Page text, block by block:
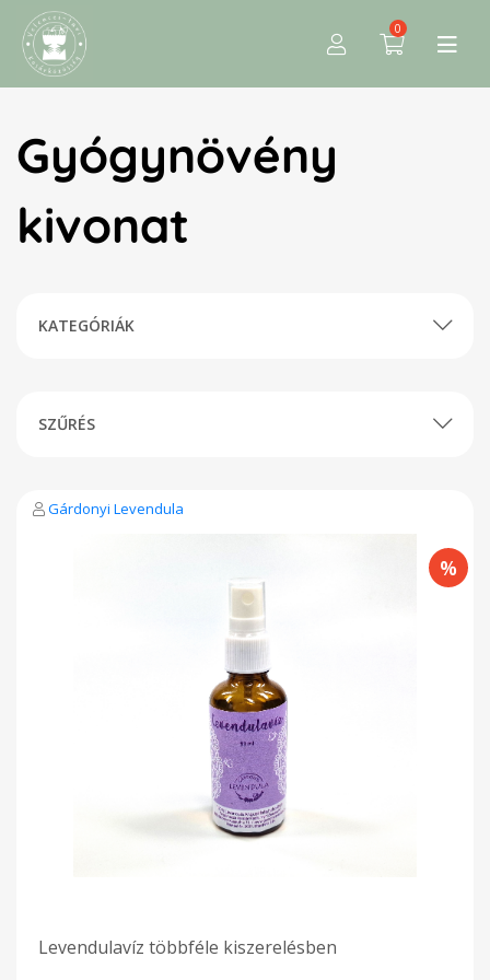
0
Gyógynövény
kivonat
KATEGÓRIÁK
SZŰRÉS
Gárdonyi Levendula
Levendulavíz többféle kiszerelésben